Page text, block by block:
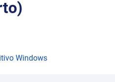
Windows